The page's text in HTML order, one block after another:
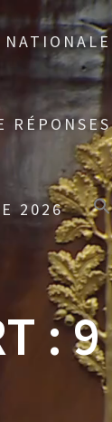
NATIONALE
RÉPONSES
2026
: 9